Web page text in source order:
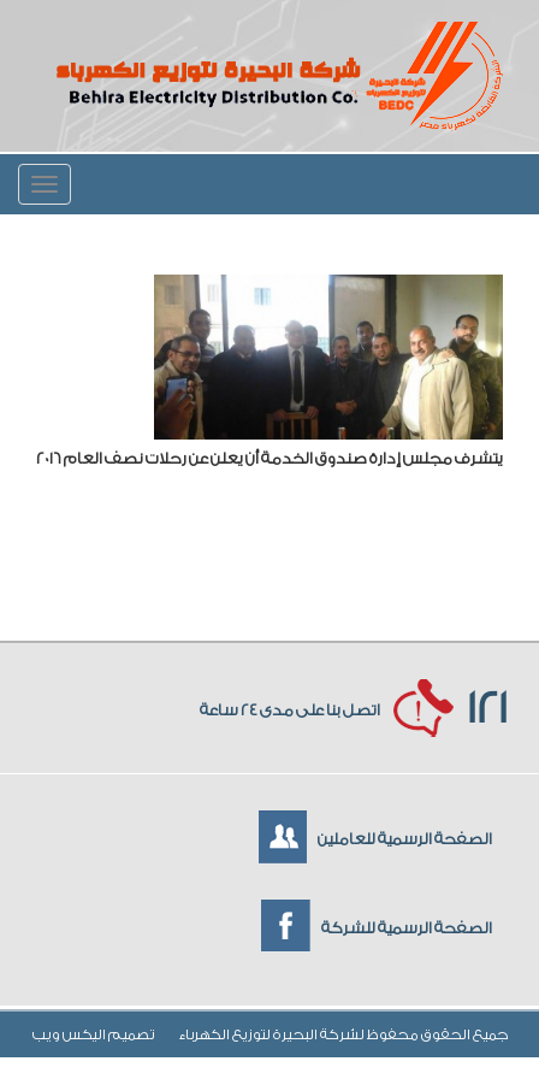
Toggle
يتشرف مجلس إدارة صندوق الخدمة أن يعلن عن رحلات نصف العام 2016
121 اتصل بنا على مدى 24 ساعة
الصفحة الرسمية للعاملين
الصفحة الرسمية للشركة
جميع الحقوق محفوظ لشركة البحيرة لتوزيع الكهرباء تصميم اليكس ويب